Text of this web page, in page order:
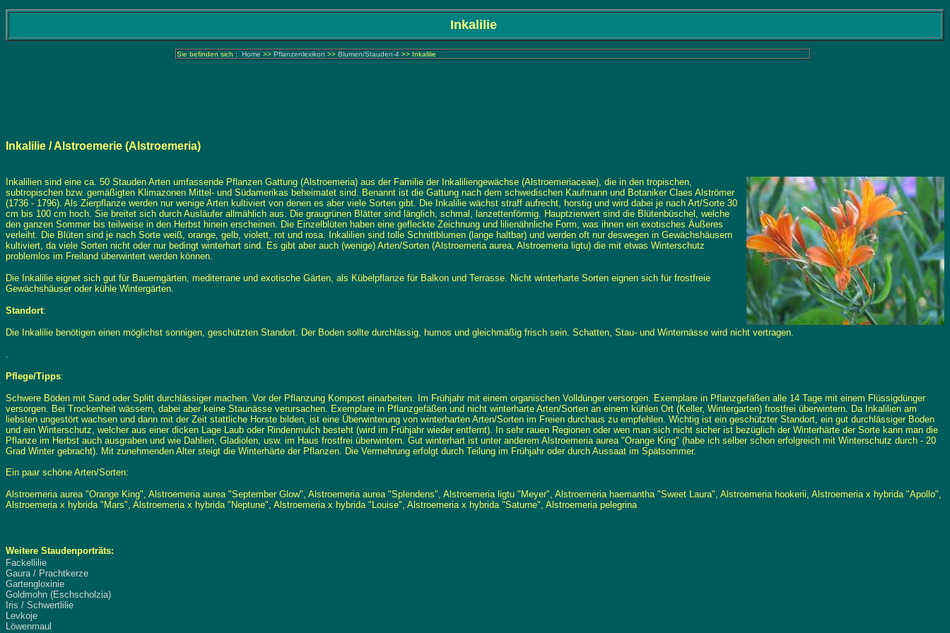
Inkalilie
Sie befinden sich : Home >> Pflanzenlexikon >> Blumen/Stauden-4 >> Inkalilie
Inkalilie / Alstroemerie (Alstroemeria)
Inkalilien sind eine ca. 50 Stauden Arten umfassende Pflanzen Gattung (Alstroemeria) aus der Familie der Inkaliliengewächse (Alstroemeriaceae), die in den tropischen,
subtropischen bzw. gemäßigten Klimazonen Mittel- und Südamerikas beheimatet sind. Benannt ist die Gattung nach dem schwedischen Kaufmann und Botaniker Claes Alströmer
(1736 - 1796). Als Zierpflanze werden nur wenige Arten kultiviert von denen es aber viele Sorten gibt. Die Inkalilie wächst straff aufrecht, horstig und wird dabei je nach Art/Sorte 30
cm bis 100 cm hoch. Sie breitet sich durch Ausläufer allmählich aus. Die graugrünen Blätter sind länglich, schmal, lanzettenförmig. Hauptzierwert sind die Blütenbüschel, welche
den ganzen Sommer bis teilweise in den Herbst hinein erscheinen. Die Einzelblüten haben eine gefleckte Zeichnung und lilienähnliche Form, was ihnen ein exotisches Äußeres
verleiht. Die Blüten sind je nach Sorte weiß, orange, gelb, violett, rot und rosa. Inkalilien sind tolle Schnittblumen (lange haltbar) und werden oft nur deswegen in Gewächshäusern
kultiviert, da viele Sorten nicht oder nur bedingt winterhart sind. Es gibt aber auch (wenige) Arten/Sorten (Alstroemeria aurea, Alstroemeria ligtu) die mit etwas Winterschutz
problemlos im Freiland überwintert werden können.
Die Inkalilie eignet sich gut für Bauerngärten, mediterrane und exotische Gärten, als Kübelpflanze für Balkon und Terrasse. Nicht winterharte Sorten eignen sich für frostfreie
Gewächshäuser oder kühle Wintergärten.
Standort:
Die Inkalilie benötigen einen möglichst sonnigen, geschützten Standort. Der Boden sollte durchlässig, humos und gleichmäßig frisch sein. Schatten, Stau- und Winternässe wird nicht vertragen.
.
Pflege/Tipps:
Schwere Böden mit Sand oder Splitt durchlässiger machen. Vor der Pflanzung Kompost einarbeiten. Im Frühjahr mit einem organischen Volldünger versorgen. Exemplare in Pflanzgefäßen alle 14 Tage mit einem Flüssigdünger
versorgen. Bei Trockenheit wässern, dabei aber keine Staunässe verursachen. Exemplare in Pflanzgefäßen und nicht winterharte Arten/Sorten an einem kühlen Ort (Keller, Wintergarten) frostfrei überwintern. Da Inkalilien am
liebsten ungestört wachsen und dann mit der Zeit stattliche Horste bilden, ist eine Überwinterung von winterharten Arten/Sorten im Freien durchaus zu empfehlen. Wichtig ist ein geschützter Standort, ein gut durchlässiger Boden
und ein Winterschutz, welcher aus einer dicken Lage Laub oder Rindenmulch besteht (wird im Frühjahr wieder entfernt). In sehr rauen Regionen oder wen man sich nicht sicher ist bezüglich der Winterhärte der Sorte kann man die
Pflanze im Herbst auch ausgraben und wie Dahlien, Gladiolen, usw. im Haus frostfrei überwintern. Gut winterhart ist unter anderem Alstroemeria aurea "Orange King" (habe ich selber schon erfolgreich mit Winterschutz durch - 20
Grad Winter gebracht). Mit zunehmenden Alter steigt die Winterhärte der Pflanzen. Die Vermehrung erfolgt durch Teilung im Frühjahr oder durch Aussaat im Spätsommer.
Ein paar schöne Arten/Sorten:
Alstroemeria aurea "Orange King", Alstroemeria aurea "September Glow", Alstroemeria aurea "Splendens", Alstroemeria ligtu "Meyer", Alstroemeria haemantha "Sweet Laura", Alstroemeria hookerii, Alstroemeria x hybrida "Apollo",
Alstroemeria x hybrida "Mars", Alstroemeria x hybrida "Neptune", Alstroemeria x hybrida "Louise", Alstroemeria x hybrida "Saturne", Alstroemeria pelegrina
Weitere Staudenporträts:
Fackellilie
Gaura / Prachtkerze
Gartengloxinie
Goldmohn (Eschscholzia)
Iris / Schwertlilie
Levkoje
Löwenmaul